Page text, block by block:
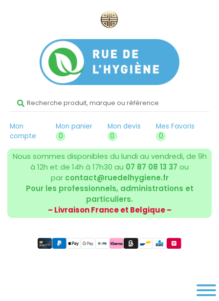
Mon
compte
Mon panier
0
Mon devis
0
Mes Favoris
0
Nous sommes disponibles du lundi au vendredi, de 9h
à 12h et de 14h à 17h30 au 07 87 08 13 37 ou
par contact@ruedelhygiene.fr
Pour les professionnels, administrations et
particuliers.
– Livraison France et Belgique –